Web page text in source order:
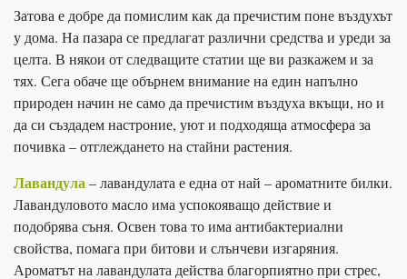
Затова е добре да помислим как да пречистим поне въздухът
у дома. На пазара се предлагат различни средства и уреди за
целта. В някои от следващите статии ще ви разкажем и за
тях. Сега обаче ще обърнем внимание на един напълно
природен начин не само да пречистим въздуха вкъщи, но и
да си създадем настроние, уют и подходяща атмосфера за
почивка – отглеждането на стайни растения.
Лавандула– лавандулата е една от най – ароматните билки.
Лавандуловото масло има успокояващо действие и
подобрява съня. Освен това то има антибактериални
свойства, помага при битови и слънчеви изгаряния.
Ароматът на лавандулата действа благорпиятно при стрес,